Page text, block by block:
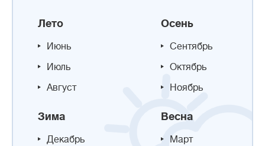
Лето
Июнь
Июль
Август
Осень
Сентябрь
Октябрь
Ноябрь
Зима
Декабрь
Весна
Март